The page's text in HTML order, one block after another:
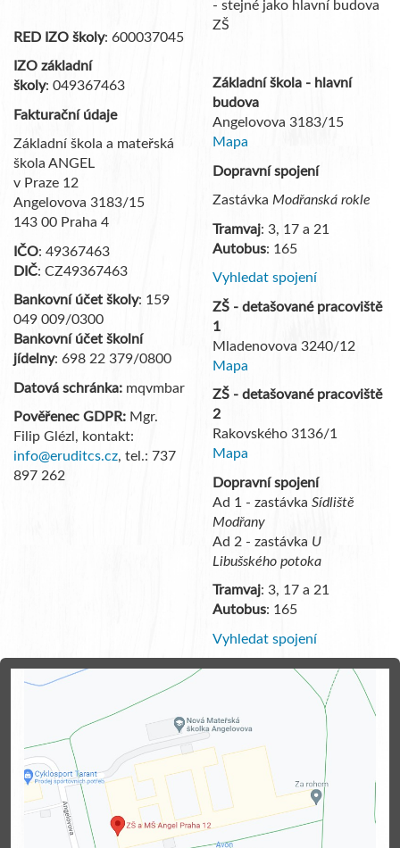
RED IZO školy: 600037045
IZO základní
školy: 049367463
Fakturační údaje
Základní škola a mateřská
škola ANGEL
v Praze 12
Angelovova 3183/15
143 00 Praha 4
IČO: 49367463
DIČ: CZ49367463
Bankovní účet školy: 159
049 009/0300
Bankovní účet školní
jídelny: 698 22 379/0800
Datová schránka: mqvmbar
Pověřenec GDPR: Mgr.
Filip Glézl, kontakt:
info@eruditcs.cz, tel.: 737
897 262
- stejné jako hlavní budova
ZŠ
Základní škola - hlavní
budova
Angelovova 3183/15
Mapa
Dopravní spojení
Zastávka Modřanská rokle
Tramvaj: 3, 17 a 21
Autobus: 165
Vyhledat spojení
ZŠ - detašované pracoviště
1
Mladenovova 3240/12
Mapa
ZŠ - detašované pracoviště
2
Rakovského 3136/1
Mapa
Dopravní spojení
Ad 1 - zastávka Sídliště
Modřany
Ad 2 - zastávka U
Libušského potoka
Tramvaj: 3, 17 a 21
Autobus: 165
Vyhledat spojení